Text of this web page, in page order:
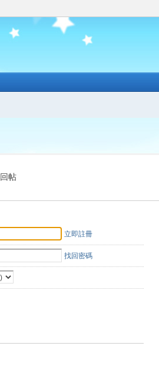
帖
立即註冊
找回密碼